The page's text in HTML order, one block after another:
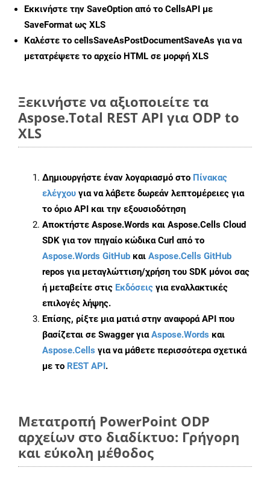
Εκκινήστε την SaveOption από το CellsAPI με
SaveFormat ως XLS
Καλέστε το cellsSaveAsPostDocumentSaveAs για να
μετατρέψετε το αρχείο HTML σε μορφή XLS
Ξεκινήστε να αξιοποιείτε τα
Aspose.Total REST API για ODP to
XLS
Δημιουργήστε έναν λογαριασμό στο Πίνακας
ελέγχου για να λάβετε δωρεάν λεπτομέρειες για
το όριο API και την εξουσιοδότηση
Αποκτήστε Aspose.Words και Aspose.Cells Cloud
SDK για τον πηγαίο κώδικα Curl από το
Aspose.Words GitHub και Aspose.Cells GitHub
repos για μεταγλώττιση/χρήση του SDK μόνοι σας
ή μεταβείτε στις Εκδόσεις για εναλλακτικές
επιλογές λήψης.
Επίσης, ρίξτε μια ματιά στην αναφορά API που
βασίζεται σε Swagger γιαAspose.Words και
Aspose.Cells για να μάθετε περισσότερα σχετικά
με το REST API.
Μετατροπή PowerPoint ODP
αρχείων στο διαδίκτυο: Γρήγορη
και εύκολη μέθοδος